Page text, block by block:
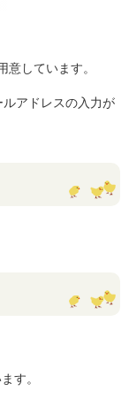
意しています。
アドレスの入力が
す。